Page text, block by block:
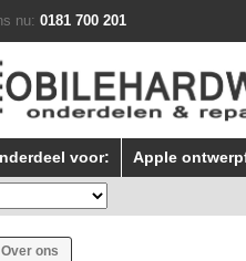
nu: 0181 700 201
voor: Apple
Over ons